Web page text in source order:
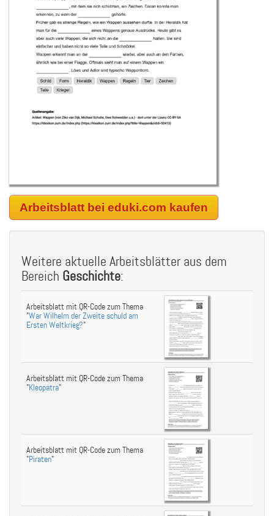
Arbeitsblatt bei eduki.com kaufen
Weitere aktuelle Arbeitsblätter aus dem
Bereich Geschichte:
Arbeitsblatt mit QR-Code zum Thema
"War Wilhelm der Zweite schuld am
Ersten Weltkrieg?"
Arbeitsblatt mit QR-Code zum Thema
"Kleopatra"
Arbeitsblatt mit QR-Code zum Thema
"Piraten"